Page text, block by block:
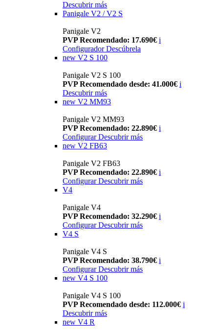
Descubrir más
Panigale V2 / V2 S
Panigale V2
PVP Recomendado: 17.690€ i
Configurador Descúbrela
new V2 S 100
Panigale V2 S 100
PVP Recomendado desde: 41.000€ i
Descubrir más
new V2 MM93
Panigale V2 MM93
PVP Recomendado: 22.890€ i
Configurar Descubrir más
new V2 FB63
Panigale V2 FB63
PVP Recomendado: 22.890€ i
Configurar Descubrir más
V4
Panigale V4
PVP Recomendado: 32.290€ i
Configurar Descubrir más
V4 S
Panigale V4 S
PVP Recomendado: 38.790€ i
Configurar Descubrir más
new V4 S 100
Panigale V4 S 100
PVP Recomendado desde: 112.000€ i
Descubrir más
new V4 R